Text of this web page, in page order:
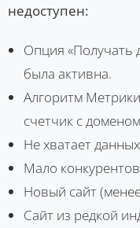
недоступен:
Опция «Получать
была активна.
Алгоритм
счетчик с
Не хватает
Мало
Новый сайт
Сайт из редкой